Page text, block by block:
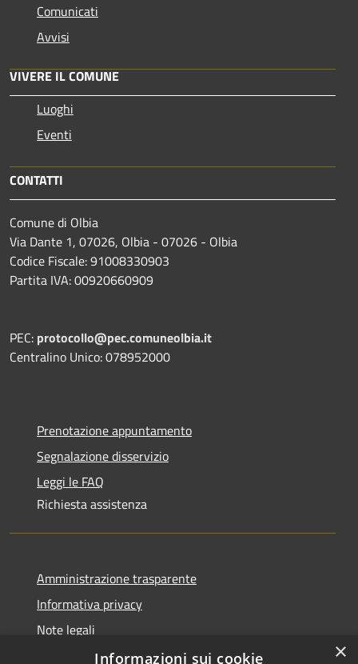
Comunicati
Avvisi
VIVERE IL COMUNE
Luoghi
Eventi
CONTATTI
Comune di Olbia
Via Dante 1, 07026, Olbia - 07026 - Olbia
Codice Fiscale: 91008330903
Partita IVA: 00920660909
PEC: protocollo@pec.comuneolbia.it
Centralino Unico: 078952000
Prenotazione appuntamento
Segnalazione disservizio
Leggi le FAQ
Richiesta assistenza
Amministrazione trasparente
Informativa privacy
Note legali
Dichiarazione di accessibilità
×
Informazioni sui cookie